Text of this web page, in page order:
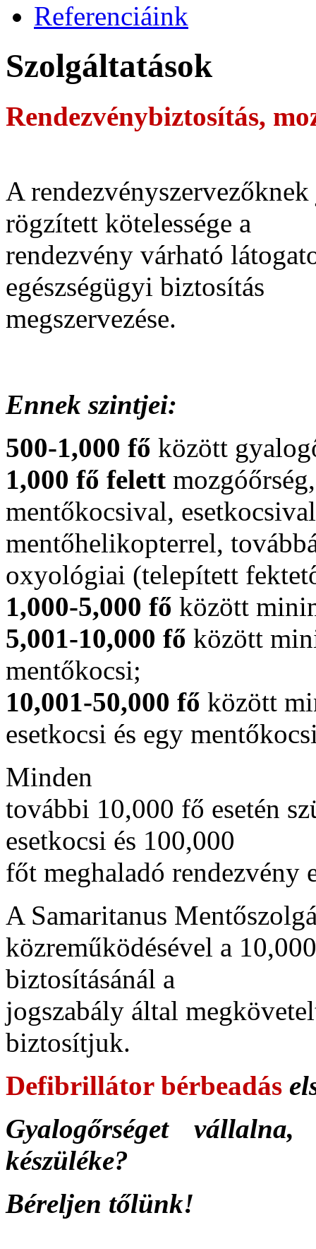
Referenciáink
Szolgáltatások
Rendezvénybiztosítás,
A
rögzített kötelessége a
rendezvény várható
egészségügyi biztosítás
megszervezése.
Ennek szintjei:
500-1,000 fő között
1,000 fő felett
mentőkocsival,
mentőhelikopterrel,
oxyológiai (telepített
1,000-5,000 fő között
5,001-10,000 fő között
mentőkocsi;
10,001-50,000 fő között
esetkocsi és egy
Minden
további 10,000 fő esetén
esetkocsi és 100,000
főt meghaladó rendezvény
A Samaritanus
közreműködésével a
biztosításánál a
jogszabály által
biztosítjuk.
Defibrillátor bérbeadás
Gyalogőrséget
készüléke?
Béreljen tőlünk!